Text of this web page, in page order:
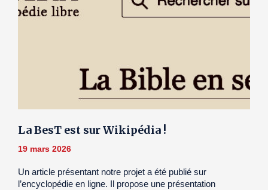
La BesT est sur Wikipédia !
19 mars 2026
Un article présentant notre projet a été publié sur
l’encyclopédie en ligne. Il propose une présentation